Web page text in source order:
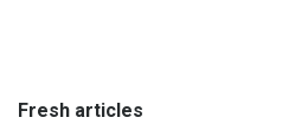
Fresh articles